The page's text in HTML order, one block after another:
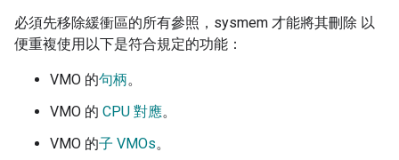
必須先移除緩衝區的所有參照，sysmem 才能將其刪除 以
便重複使用以下是符合規定的功能：
VMO 的句柄。
VMO 的 CPU 對應。
VMO 的子 VMOs。